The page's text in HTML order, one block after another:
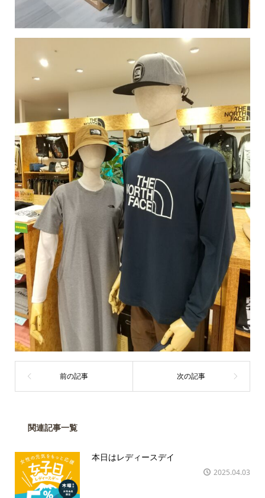
関連記事一覧
本日はレディースデイ
2025.04.03